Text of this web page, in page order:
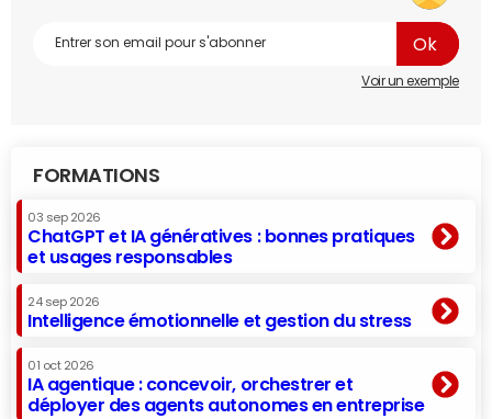
Voir un exemple
FORMATIONS
03 sep 2026
ChatGPT et IA génératives : bonnes pratiques
et usages responsables
24 sep 2026
Intelligence émotionnelle et gestion du stress
01 oct 2026
IA agentique : concevoir, orchestrer et
déployer des agents autonomes en entreprise